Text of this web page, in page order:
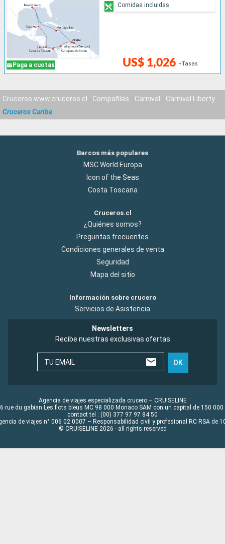
Paga a cuotas US$ 1,026 +Tasas
Comidas incluidas
Cruceros www.cruceros.cl Compañías Carnival
Carnival Liberty
Cruceros Caribe
Barcos más populares
MSC World Europa
Icon of the Seas
Costa Toscana
Cruceros.cl
¿Quiénes somos?
Preguntas frecuentes
Condiciones generales de venta
Seguridad
Mapa del sitio
Información sobre crucero
Servicios de Asistencia
Newsletters
Recibe nuestras exclusivas ofertas
TU EMAIL OK
Agencia de viajes especializada crucero – CRUISELINE
rue du gabian Les flots bleus MC 98 000 Monaco SAM con un capital de 150 000
contact tel : (00) 377 97 97 84 50
de viajes n° 006 02 0007 – Responsabilidad civil y profesional RC RSA de
© CRUISELINE 2026 - all rights reserved